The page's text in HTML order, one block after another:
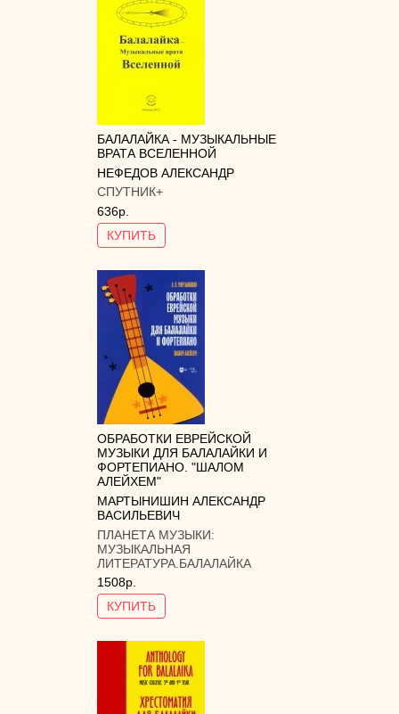
БАЛАЛАЙКА - МУЗЫКАЛЬНЫЕ
ВРАТА ВСЕЛЕННОЙ
НЕФЕДОВ АЛЕКСАНДР
СПУТНИК+
636р.
КУПИТЬ
ОБРАБОТКИ ЕВРЕЙСКОЙ
МУЗЫКИ ДЛЯ БАЛАЛАЙКИ И
ФОРТЕПИАНО. "ШАЛОМ
АЛЕЙХЕМ"
МАРТЫНИШИН АЛЕКСАНДР
ВАСИЛЬЕВИЧ
ПЛАНЕТА МУЗЫКИ:
МУЗЫКАЛЬНАЯ
ЛИТЕРАТУРА.БАЛАЛАЙКА
1508р.
КУПИТЬ